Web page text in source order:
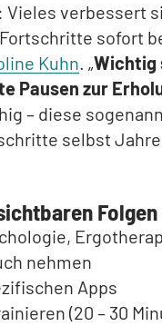
verbessert
sofort
Kuhn. „Wichtig
Pausen zur
– diese
selbst
nehmen
Apps
(20 – 30